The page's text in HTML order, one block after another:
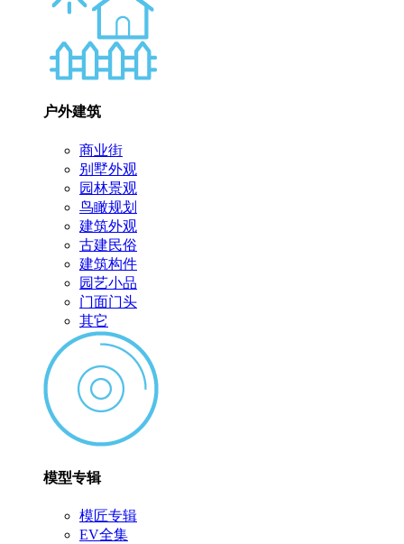
户外建筑
商业街
别墅外观
园林景观
鸟瞰规划
建筑外观
古建民俗
建筑构件
园艺小品
门面门头
其它
模型专辑
模匠专辑
EV全集